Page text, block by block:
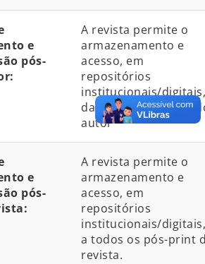
e
pós-
A revista permite o
armazenamento e
acesso, em
repositórios
institucionais/digitais,
da versão pós-print
autor
e
pós-
A revista permite o
armazenamento e
acesso, em
repositórios
institucionais/digitais,
a todos os pós-print
revista.